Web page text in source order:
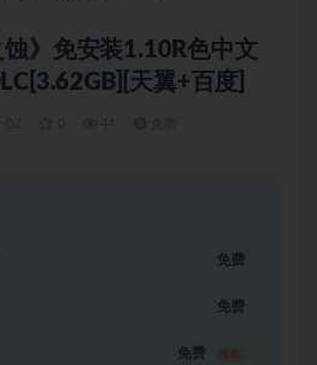
蚀》免安装1.10R色中文
天翼+百度]
免费
免费
免费